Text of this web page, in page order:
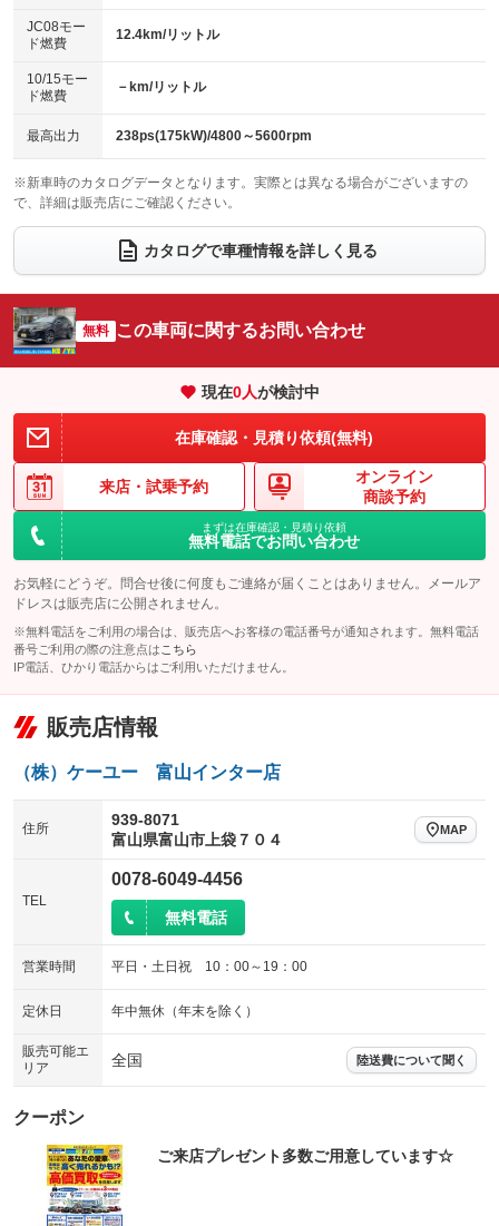
電動格納ミラー
：装備あり
：装備なし
パワーシート
ベンチシート
：装備なし
チップアップシート
：装備なし オットマン
：装備なし
：装備なし ：装備あり
ウォークスルー
：装備なし
電動リアゲート フロントカメラ
：装備なし
：装備あり ：装備なし
サイドカメラ
：装備あり ルーフレール
：装備なし
：装備なし
：装備なし
JC08モー
ド燃費
12.4km/リットル
10/15モー
ド燃費
－km/リットル
最高出力 238ps(175kW)/4800～5600rpm
※新車時のカタログデータとなります。実際とは異なる場合がございますの
で、詳細は販売店にご確認ください。
カタログで車種情報を詳しく見る
無料 この車両に関するお問い合わせ
現在0人が検討中
在庫確認・見積り依頼(無料)
来店・ 試乗予約
オンライン
商談予約
まずは在庫確認・見積り依頼
無料電話でお問い合わせ
お気軽にどうぞ。問合せ後に何度もご連絡が届くことはありません。メールア
ドレスは販売店に公開されません。
※無料電話をご利用の場合は、販売店へお客様の電話番号が通知されます。無料電話
番号ご利用の際の注意点は こちら
IP電話、ひかり電話からはご利用いただけません。
販売店情報
（株）ケーユー 富山インター店
住所
939-8071
富山県富山市上袋７０４
MAP
TEL
0078-6049-4456
無料電話
営業時間 平日・土日祝 10：00～19：00
定休日 年中無休（年末を除く）
販売可能エ
リア
全国 陸送費について聞く
クーポン
ご来店プレゼント多数ご用意しています☆